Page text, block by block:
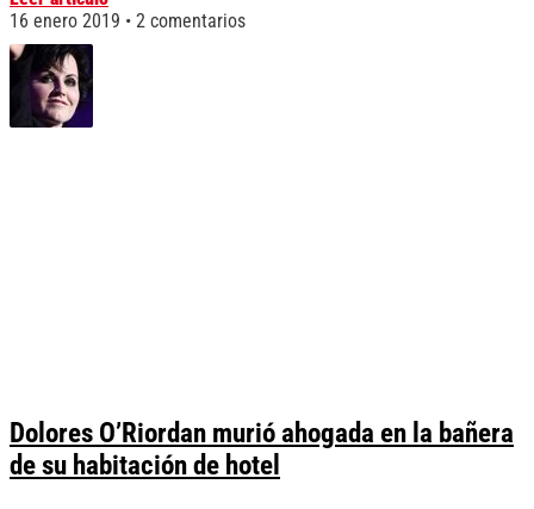
16 enero 2019
2 comentarios
Dolores O’Riordan murió ahogada en la bañera
de su habitación de hotel